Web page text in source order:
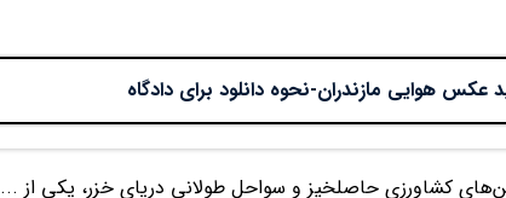
عکس هوایی مازندران-نحوه دانلود برای دادگاه
کشاورزی حاصلخیز و سواحل طولانی دریای خزر، یکی از ...